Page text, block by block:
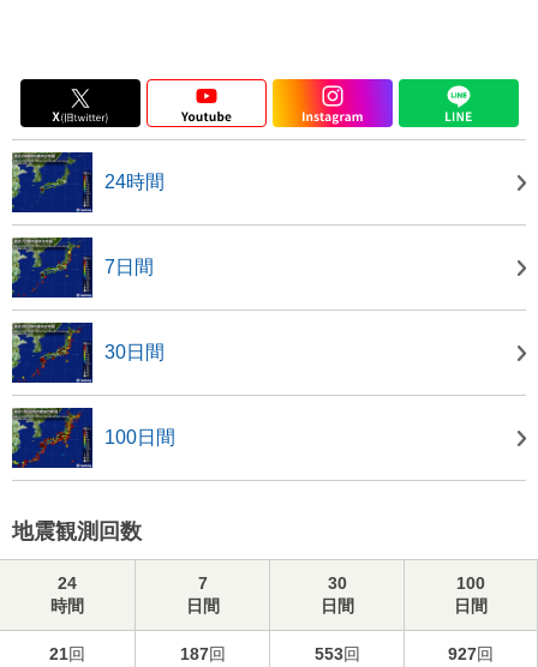
24時間
7日間
30日間
100日間
地震観測回数
24
時間
7
日間
30
日間
100
日間
21回 187回 553回 927回